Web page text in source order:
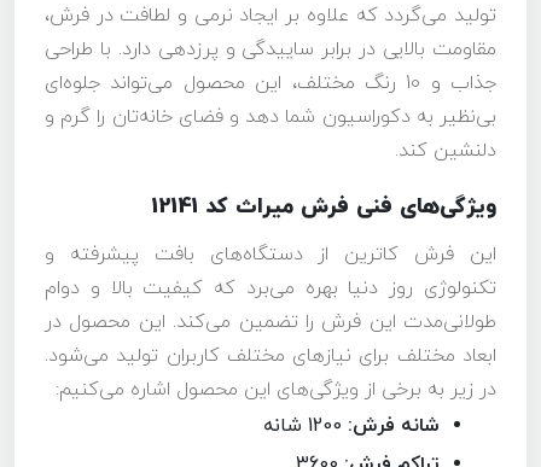
تولید می‌گردد که علاوه بر ایجاد نرمی و لطافت در فرش،
مقاومت بالایی در برابر ساییدگی و پرزدهی دارد. با طراحی
جذاب و 10 رنگ مختلف، این محصول می‌تواند جلوه‌ای
بی‌نظیر به دکوراسیون شما دهد و فضای خانه‌تان را گرم و
دلنشین کند.
ویژگی‌های فنی فرش میراث کد 12141
این فرش کاترین از دستگاه‌های بافت پیشرفته و
تکنولوژی روز دنیا بهره می‌برد که کیفیت بالا و دوام
طولانی‌مدت این فرش را تضمین می‌کند. این محصول در
ابعاد مختلف برای نیازهای مختلف کاربران تولید می‌شود.
در زیر به برخی از ویژگی‌های این محصول اشاره می‌کنیم:
شانه فرش: